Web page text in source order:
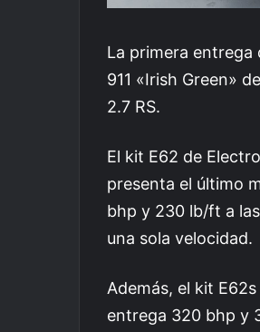
La primera
911 «Irish Green»
2.7 RS.
El kit E62 de
presenta el último
bhp y 230 lb/ft a
una sola velocidad.
Además, el kit
entrega 320 bhp y